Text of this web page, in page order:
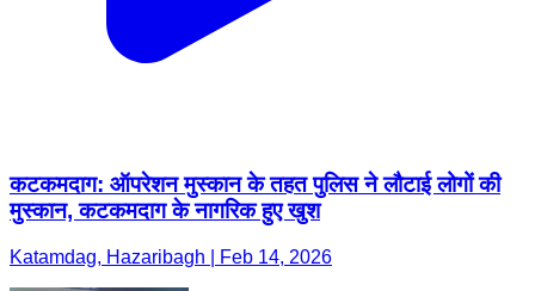
कटकमदाग: ऑपरेशन मुस्कान के तहत पुलिस ने लौटाई लोगों की
मुस्कान, कटकमदाग के नागरिक हुए खुश
Katamdag, Hazaribagh | Feb 14, 2026